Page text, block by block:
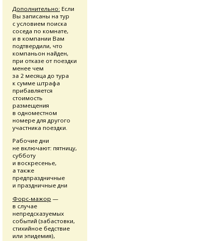
Дополнительно: Если
Вы записаны на тур
с условием поиска
соседа по комнате,
и в компании Вам
подтвердили, что
компаньон найден,
при отказе от поездки
менее чем
за 2 месяца до тура
к сумме штрафа
прибавляется
стоимость
размещения
в одноместном
номере для другого
участника поездки.
Рабочие дни
не включают: пятницу,
субботу
и воскресенье,
а также
предпраздничные
и праздничные дни
Форс-мажор —
в случае
непредсказуемых
событий (забастовки,
стихийное бедствие
или эпидемия),